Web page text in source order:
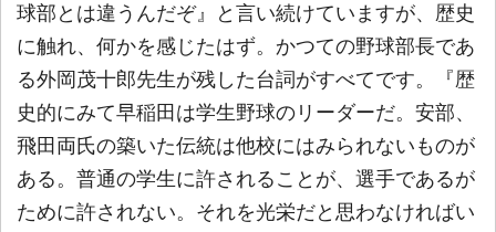
球部とは違うんだぞ』と言い続けていますが、歴史
に触れ、何かを感じたはず。かつての野球部長であ
る外岡茂十郎先生が残した台詞がすべてです。『歴
史的にみて早稲田は学生野球のリーダーだ。安部、
飛田両氏の築いた伝統は他校にはみられないものが
ある。普通の学生に許されることが、選手であるが
ために許されない。それを光栄だと思わなければい